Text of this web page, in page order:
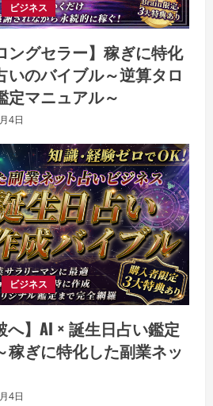
ビジネス
ングセラー】稼ぎに特化
いのバイブル～逆算タロ
定マニュアル～
4日
ビジネス
へ】AI × 誕生日占い鑑定
稼ぎに特化した副業ネッ
4日